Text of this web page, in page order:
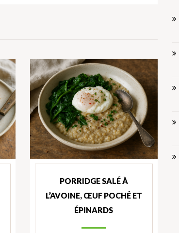
PORRIDGE SALÉ À
L’AVOINE, ŒUF POCHÉ ET
ÉPINARDS